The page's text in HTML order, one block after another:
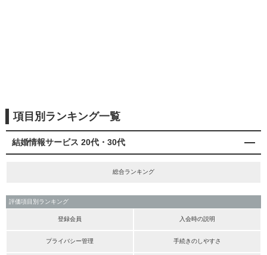
項目別ランキング一覧
結婚情報サービス 20代・30代
総合ランキング
評価項目別ランキング
登録会員 入会時の説明
プライバシー管理 手続きのしやすさ